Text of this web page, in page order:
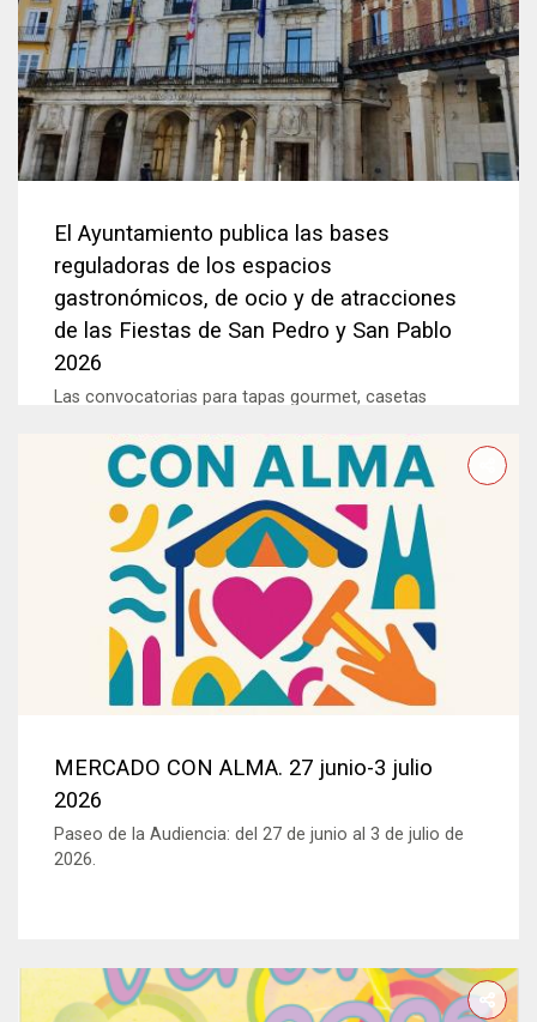
El Ayuntamiento publica las bases
reguladoras de los espacios
gastronómicos, de ocio y de atracciones
de las Fiestas de San Pedro y San Pablo
2026
Las convocatorias para tapas gourmet, casetas
pueden consultarse desde el viernes, 29 de mayo, en...
MERCADO CON ALMA. 27 junio-3 julio
2026
Paseo de la Audiencia: del 27 de junio al 3 de julio de
2026.